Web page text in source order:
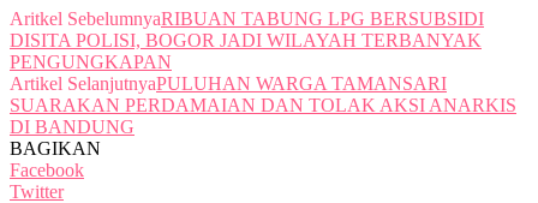
Aritkel SebelumnyaRIBUAN TABUNG LPG BERSUBSIDI
DISITA POLISI, BOGOR JADI WILAYAH TERBANYAK
PENGUNGKAPAN
Artikel SelanjutnyaPULUHAN WARGA TAMANSARI
SUARAKAN PERDAMAIAN DAN TOLAK AKSI ANARKIS
DI BANDUNG
BAGIKAN
Facebook
Twitter